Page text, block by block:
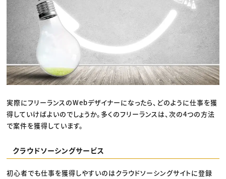
実際にフリーランスのWebデザイナーになったら、どのように仕事を獲
得していけばよいのでしょうか。多くのフリーランスは、次の4つの方法
で案件を獲得しています。
クラウドソーシングサービス
初心者でも仕事を獲得しやすいのはクラウドソーシングサイトに登録